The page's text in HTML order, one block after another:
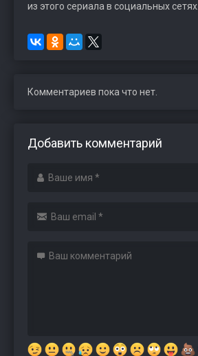
из этого сериала в социальных сетях.
Комментариев пока что нет.
Добавить комментарий